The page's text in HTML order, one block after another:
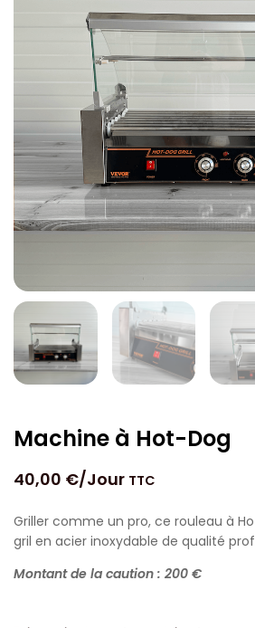
Machine à Hot-Dog
40,00 €/Jour TTC
Griller comme un pro, ce rouleau à
gril en acier inoxydable de qualité
Montant de la caution : 200 €